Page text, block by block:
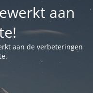
aan
aan de verbeteringen